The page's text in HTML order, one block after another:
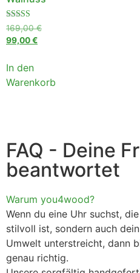
Bewertet
mit
4.50
169,00€
99,00€
In den
Warenkorb
FAQ - Deine
beantwortet
Warum you4wood?
Wenn du eine Uhr suchst,
stilvoll ist, sondern auch
Umwelt unterstreicht, dann
genau richtig.